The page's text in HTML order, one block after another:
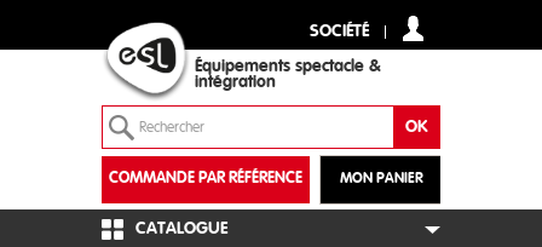
SOCIÉTÉ
Équipements spectacle &
intégration
MON PANIER
COMMANDE PAR RÉFÉRENCE
+
CATALOGUE